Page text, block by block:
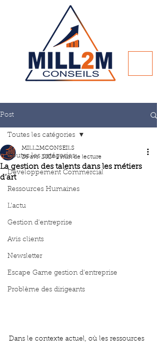
Post
Toutes les catégories
Développement Commercial
Ressources Humaines
L'actu
Gestion d'entreprise
Avis clients
Newsletter
Escape Game gestion d'entreprise
Problème des dirigeants
Toutes les catégories
La gestion des talents dans les métiers
d’art
MILL2MCONSEILS
26 avr. 2024 1 min de lecture
Dans le contexte actuel, où les ressources